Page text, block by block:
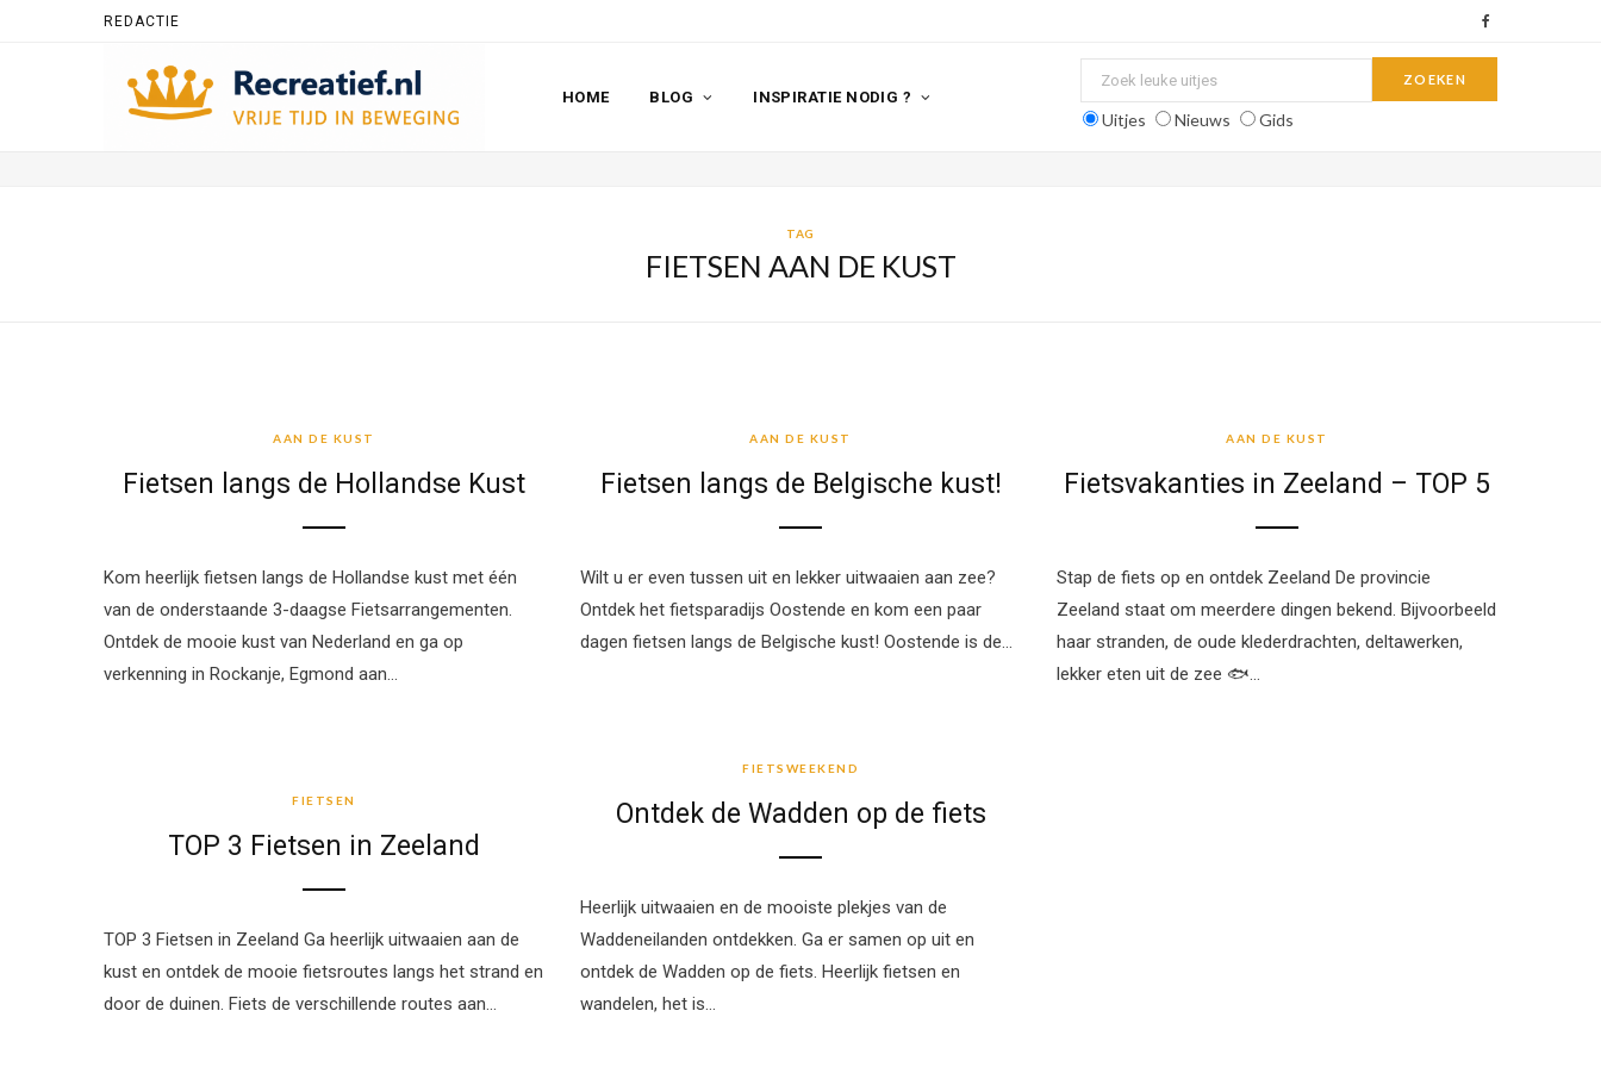
REDACTIE
c
HOME BLOG INSPIRATIE NODIG ?
Uitjes Nieuws Gids
TAG
FIETSEN AAN DE KUST
AAN DE KUST
Fietsen langs de Hollandse Kust
Kom heerlijk fietsen langs de Hollandse kust met één
van de onderstaande 3-daagse Fietsarrangementen.
Ontdek de mooie kust van Nederland en ga op
verkenning in Rockanje, Egmond aan…
AAN DE KUST
Fietsen langs de Belgische kust!
Wilt u er even tussen uit en lekker uitwaaien aan zee?
Ontdek het fietsparadijs Oostende en kom een paar
dagen fietsen langs de Belgische kust! Oostende is de…
AAN DE KUST
Fietsvakanties in Zeeland – TOP 5
Stap de fiets op en ontdek Zeeland De provincie
Zeeland staat om meerdere dingen bekend. Bijvoorbeeld
haar stranden, de oude klederdrachten, deltawerken,
lekker eten uit de zee 🐟…
FIETSWEEKEND
Ontdek de Wadden op de fiets
Heerlijk uitwaaien en de mooiste plekjes van de
Waddeneilanden ontdekken. Ga er samen op uit en
ontdek de Wadden op de fiets. Heerlijk fietsen en
wandelen, het is…
FIETSEN
TOP 3 Fietsen in Zeeland
TOP 3 Fietsen in Zeeland Ga heerlijk uitwaaien aan de
kust en ontdek de mooie fietsroutes langs het strand en
door de duinen. Fiets de verschillende routes aan…